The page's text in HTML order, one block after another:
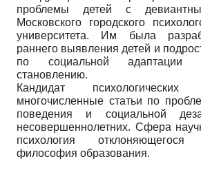
проблемы детей с
Московского городского
университета. Им была
раннего выявления детей и
по социальной адаптации
становлению.
Кандидат
многочисленные статьи по
поведения и социальной
несовершеннолетних. Сфера
психология
философия образования.